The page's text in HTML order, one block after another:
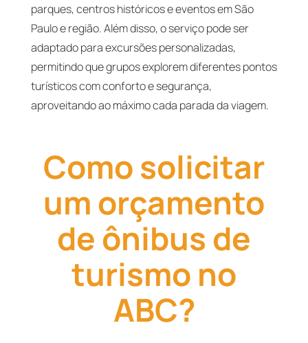
parques, centros históricos e eventos em São
Paulo e região. Além disso, o serviço pode ser
adaptado para excursões personalizadas,
permitindo que grupos explorem diferentes pontos
turísticos com conforto e segurança,
aproveitando ao máximo cada parada da viagem.
Como solicitar
um orçamento
de ônibus de
turismo no
ABC?